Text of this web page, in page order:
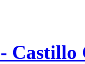
Castillo